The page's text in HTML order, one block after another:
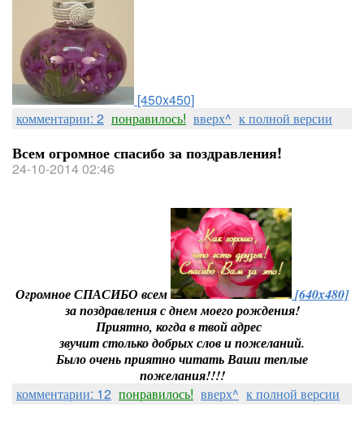
[450x450]
комментарии: 2 понравилось! вверх^ к полной версии
Всем огромное спасибо за поздравления!
24-10-2014 02:46
Огромное СПАСИБО всем
[640x480]
за поздравления с днем моего рождения!
Приятно, когда в твой адрес
звучит столько добрых слов и пожеланий.
Было очень приятно читать Ваши теплые
пожелания!!!!
комментарии: 12 понравилось! вверх^ к полной версии